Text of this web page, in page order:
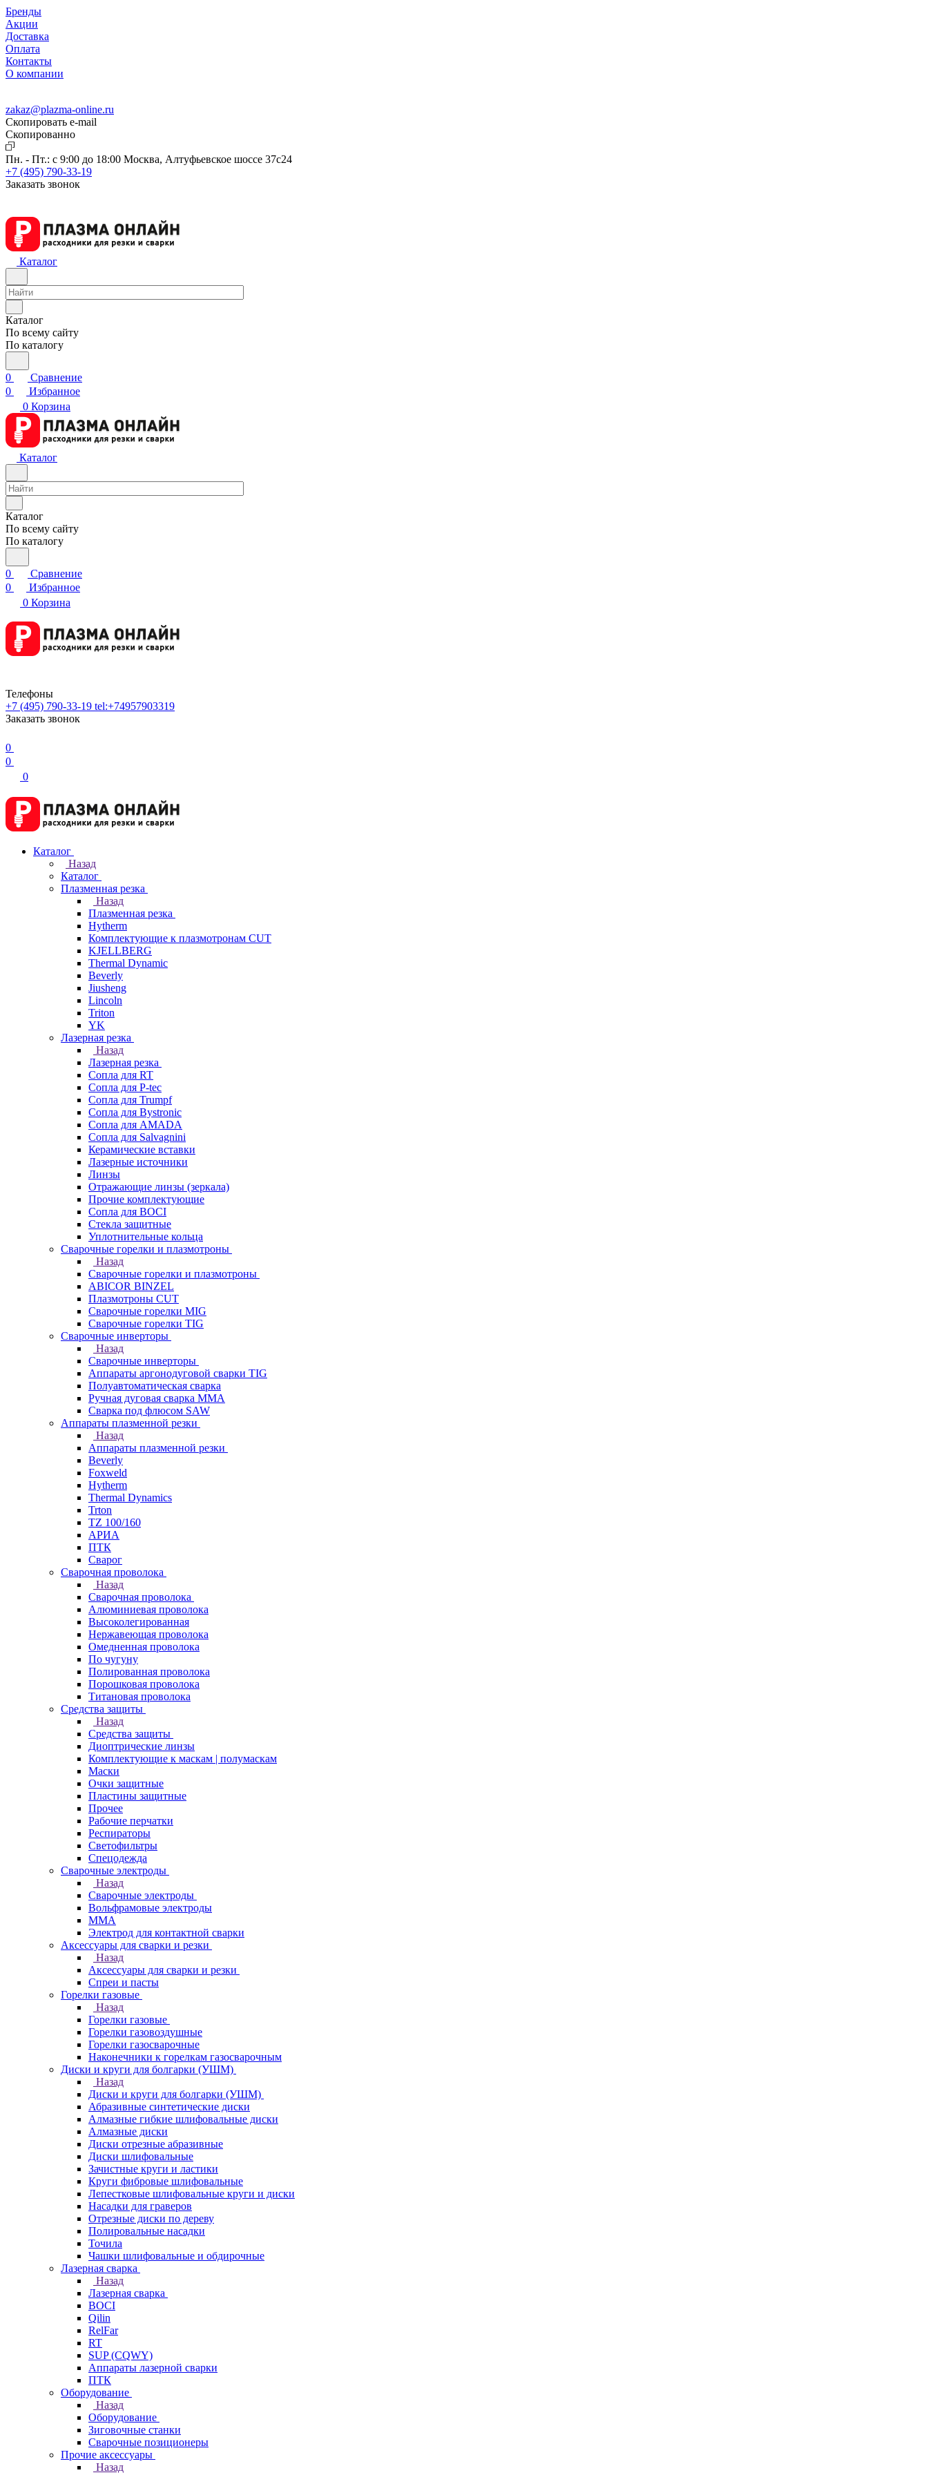
Бренды
Акции
Доставка
Оплата
Контакты
О компании
zakaz@plazma-online.ru
Скопировать e-mail
Cкопированно
Пн. - Пт.: с 9:00 до 18:00 Москва, Алтуфьевское шоссе 37с24
+7 (495) 790-33-19
Заказать звонок
Каталог
Каталог
По всему сайту
По каталогу
0
Сравнение
0
Избранное
0 Корзина
Каталог
Каталог
По всему сайту
По каталогу
0
Сравнение
0
Избранное
0 Корзина
Телефоны
+7 (495) 790-33-19 tel:+74957903319
Заказать звонок
0
0
0
Каталог
Назад
Каталог
Плазменная резка
Назад
Плазменная резка
Hytherm
Комплектующие к плазмотронам CUT
KJELLBERG
Thermal Dynamic
Beverly
Jiusheng
Lincoln
Triton
YK
Лазерная резка
Назад
Лазерная резка
Сопла для RT
Сопла для P-tec
Сопла для Trumpf
Сопла для Bystronic
Сопла для AMADA
Сопла для Salvagnini
Керамические вставки
Лазерные источники
Линзы
Отражающие линзы (зеркала)
Прочие комплектующие
Сопла для BOCI
Стекла защитные
Уплотнительные кольца
Сварочные горелки и плазмотроны
Назад
Сварочные горелки и плазмотроны
ABICOR BINZEL
Плазмотроны CUT
Сварочные горелки MIG
Сварочные горелки TIG
Сварочные инверторы
Назад
Сварочные инверторы
Аппараты аргонодуговой сварки TIG
Полуавтоматическая сварка
Ручная дуговая сварка MMA
Сварка под флюсом SAW
Аппараты плазменной резки
Назад
Аппараты плазменной резки
Beverly
Foxweld
Hytherm
Thermal Dynamics
Trton
TZ 100/160
АРИА
ПТК
Сварог
Сварочная проволока
Назад
Сварочная проволока
Алюминиевая проволока
Высоколегированная
Нержавеющая проволока
Омедненная проволока
По чугуну
Полированная проволока
Порошковая проволока
Титановая проволока
Средства защиты
Назад
Средства защиты
Диоптрические линзы
Комплектующие к маскам | полумаскам
Маски
Очки защитные
Пластины защитные
Прочее
Рабочие перчатки
Респираторы
Светофильтры
Спецодежда
Сварочные электроды
Назад
Сварочные электроды
Вольфрамовые электроды
ММА
Электрод для контактной сварки
Аксессуары для сварки и резки
Назад
Аксессуары для сварки и резки
Спреи и пасты
Горелки газовые
Назад
Горелки газовые
Горелки газовоздушные
Горелки газосварочные
Наконечники к горелкам газосварочным
Диски и круги для болгарки (УШМ)
Назад
Диски и круги для болгарки (УШМ)
Абразивные синтетические диски
Алмазные гибкие шлифовальные диски
Алмазные диски
Диски отрезные абразивные
Диски шлифовальные
Зачистные круги и ластики
Круги фибровые шлифовальные
Лепестковые шлифовальные круги и диски
Насадки для граверов
Отрезные диски по дереву
Полировальные насадки
Точила
Чашки шлифовальные и обдирочные
Лазерная сварка
Назад
Лазерная сварка
BOCI
Qilin
RelFar
RT
SUP (CQWY)
Аппараты лазерной сварки
ПТК
Оборудование
Назад
Оборудование
Зиговочные станки
Сварочные позиционеры
Прочие аксессуары
Назад